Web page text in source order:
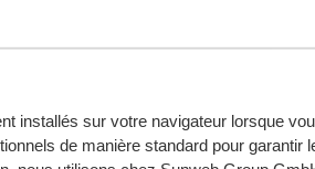
installés sur votre navigateur lorsque
de manière standard pour garantir